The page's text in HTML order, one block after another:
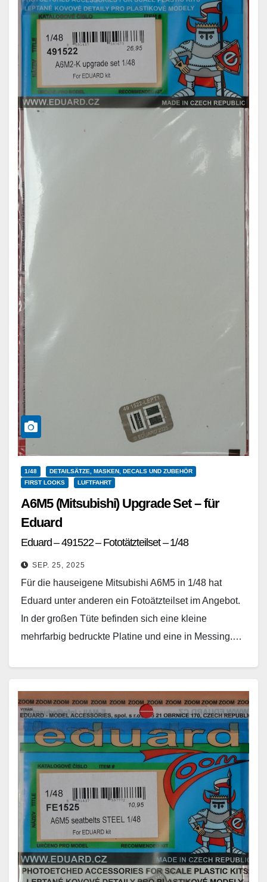
1/48
DETAILSÄTZE, MASKEN, DECALS UND ZUBEHÖR
FIRST LOOKS
LUFTFAHRT
A6M5 (Mitsubishi) Upgrade Set – für
Eduard
Eduard – 491522 – Fototätzteilset – 1/48
SEP. 25, 2025
Für die hauseigene Mitsubishi A6M5 in 1/48 hat
Eduard unter anderen ein Fotoätzteilset im Angebot.
In der großen Tüte befinden sich eine kleine
mehrfarbig bedruckte Platine und eine in Messing.…